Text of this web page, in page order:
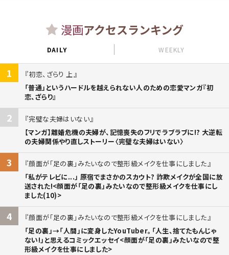
漫画アクセスランキング
DAILY WEEKLY
1
初恋、ざらり 上
「普通」というハードルを越えられない人のための恋愛マンガ『初
恋、ざらり』
2
完璧な夫婦はいない
【マンガ】離婚危機の夫婦が、記憶喪失のフリでラブラブに!? 大逆転
の夫婦関係やり直しストーリー〈完璧な夫婦はいない〉
3
顔面が「足の裏」みたいなので整形級メイクを仕事にしました
「私がテレビに...」 原宿でまさかのスカウト? 詐欺メイクが全国に放
送された!<顔面が「足の裏」みたいなので整形級メイクを仕事にし
ました(10)>
4
顔面が「足の裏」みたいなので整形級メイクを仕事にしました
「足の裏」→「人間」に変身したYouTuber。「人生、捨てたもんじゃ
ない!」と思えるコミックエッセイ<顔面が「足の裏」みたいなので整
形級メイクを仕事にしました>